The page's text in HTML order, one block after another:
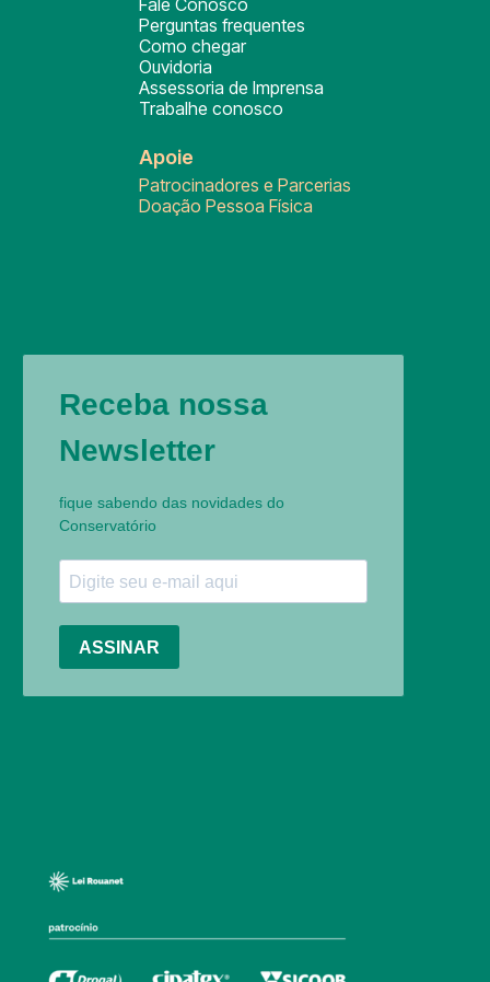
Fale Conosco
Perguntas frequentes
Como chegar
Ouvidoria
Assessoria de Imprensa
Trabalhe conosco
Apoie
Patrocinadores e Parcerias
Doação Pessoa Física